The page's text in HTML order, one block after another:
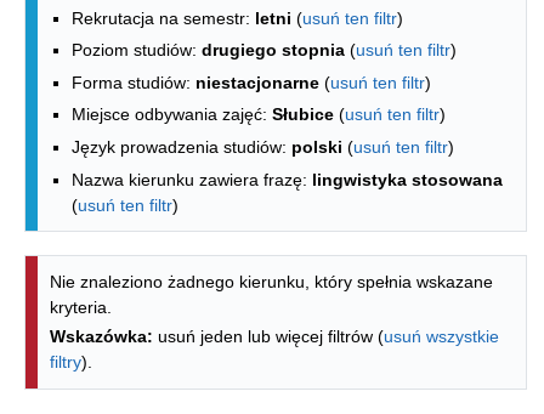
Rekrutacja na semestr: letni (usuń ten filtr)
Poziom studiów: drugiego stopnia (usuń ten filtr)
Forma studiów: niestacjonarne (usuń ten filtr)
Miejsce odbywania zajęć: Słubice (usuń ten filtr)
Język prowadzenia studiów: polski (usuń ten filtr)
Nazwa kierunku zawiera frazę: lingwistyka stosowana
(usuń ten filtr)
Nie znaleziono żadnego kierunku, który spełnia wskazane
kryteria.
Wskazówka: usuń jeden lub więcej filtrów (usuń wszystkie
filtry).